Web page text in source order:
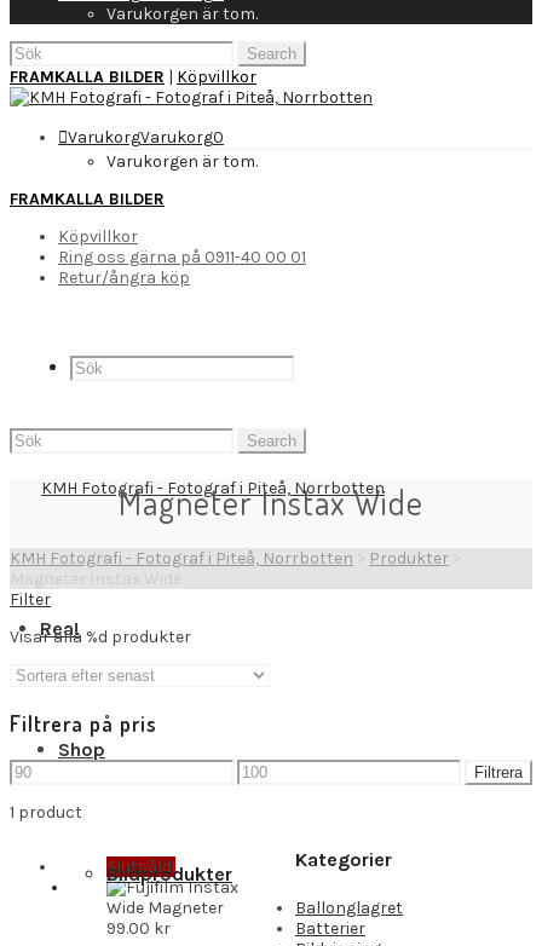
Varukorgen är tom.
Search
for:
FRAMKALLA BILDER | Köpvillkor
VarukorgVarukorg0
Varukorgen är tom.
FRAMKALLA BILDER
Köpvillkor
Ring oss gärna på 0911-40 00 01
Retur/ångra köp
Rea!
Shop
Bildprodukter
Search
for:
Magneter Instax Wide
KMH Fotografi - Fotograf i Piteå, Norrbotten > Produkter >
Magneter Instax Wide
Filter
Visar alla %d produkter
Filtrera på pris
Min
pris
Max
pris
Filtrera
1 product
Slutsåld!
99.00 kr
Kategorier
Ballonglagret
Batterier